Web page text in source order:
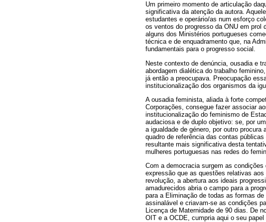
Um primeiro momento de articulação
significativa da atenção da autora.
estudantes e operário/as num esforço
os ventos do progresso da ONU em prol
alguns dos Ministérios portugueses
técnica e de enquadramento que, na
fundamentais para o progresso social.
Neste contexto de denúncia, ousadia e
abordagem dialética do trabalho
já então a preocupava. Preocupação
institucionalização dos organismos da
A ousadia feminista, aliada à forte
Corporações, consegue fazer associar
institucionalização do feminismo de
audaciosa e de duplo objetivo: se, por
a igualdade de género, por outro
quadro de referência das contas
resultante mais significativa desta
mulheres portuguesas nas redes do
Com a democracia surgem as
expressão que as questões relativas
revolução, a abertura aos ideais
amadurecidos abria o campo para a
para a Eliminação de todas as formas
assinalável e criavam-se as condições
Licença de Maternidade de 90 dias. De
OIT e a OCDE, cumpria aqui o seu papel